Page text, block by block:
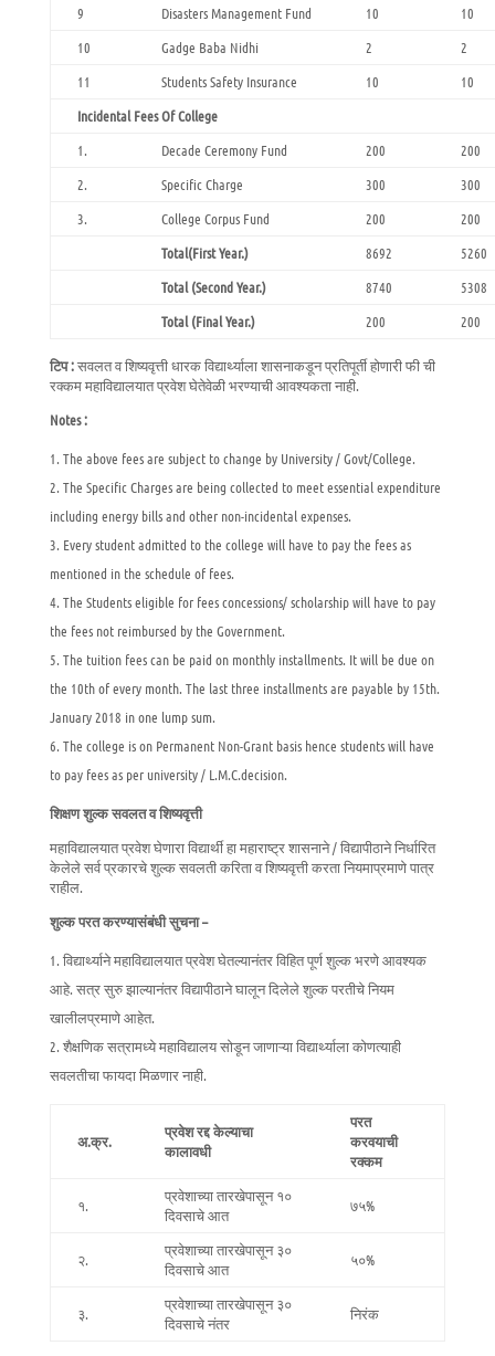
9 Disasters Management Fund 10
10
10
Gadge Baba Nidhi 2
2
11
Students Safety Insurance 10
10
Incidental Fees Of College
1.
Decade Ceremony Fund 200
200
2.
Specific Charge 300
300
3.
College Corpus Fund 200
200
Total(First Year.)
8692
5260
Total (Second Year.)
8740
5308
Total (Final Year.)
200 200
टिप :सवलत व शिष्यवृत्ती धारक विद्यार्थ्याला शासनाकडून प्रतिपूर्ती होणारी फी ची
रक्कम महाविद्यालयात प्रवेश घेतेवेळी भरण्याची आवश्यकता नाही.
Notes :
The above fees are subject to change by University / Govt/College.
The Specific Charges are being collected to meet essential expenditure
including energy bills and other non-incidental expenses.
Every student admitted to the college will have to pay the fees as
mentioned in the schedule of fees.
The Students eligible for fees concessions/ scholarship will have to pay
the fees not reimbursed by the Government.
The tuition fees can be paid on monthly installments. It will be due on
the 10th of every month. The last three installments are payable by 15th.
January 2018 in one lump sum.
The college is on Permanent Non-Grant basis hence students will have
to pay fees as per university / L.M.C.decision.
शिक्षण शुल्क सवलत व शिष्यवृत्ती
महाविद्यालयात प्रवेश घेणारा विद्यार्थी हा महाराष्ट्र शासनाने / विद्यापीठाने निर्धारित
केलेले सर्व प्रकारचे शुल्क सवलती करिता व शिष्यवृत्ती करता नियमाप्रमाणे पात्र
राहील.
शुल्क परत करण्यासंबंधी सुचना –
विद्यार्थ्याने महाविद्यालयात प्रवेश घेतल्यानंतर विहित पूर्ण शुल्क भरणे आवश्यक
आहे. सत्र सुरु झाल्यानंतर विद्यापीठाने घालून दिलेले शुल्क परतीचे नियम
खालीलप्रमाणे आहेत.
शैक्षणिक सत्रामध्ये महाविद्यालय सोडून जाणाऱ्या विद्यार्थ्याला कोणत्याही
सवलतीचा फायदा मिळणार नाही.
अ.क्र.
प्रवेश रद्द केल्याचा
कालावधी
परत
करवयाची
रक्कम
१.
प्रवेशाच्या तारखेपासून १०
दिवसाचे आत
७५%
२.
प्रवेशाच्या तारखेपासून ३०
दिवसाचे आत
५०%
३.
प्रवेशाच्या तारखेपासून ३०
दिवसाचे नंतर
निरंक